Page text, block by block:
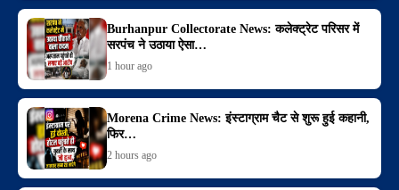
Burhanpur Collectorate News: कलेक्ट्रेट परिसर में
सरपंच ने उठाया ऐसा…
1 hour ago
Morena Crime News: इंस्टाग्राम चैट से शुरू हुई कहानी,
फिर…
2 hours ago